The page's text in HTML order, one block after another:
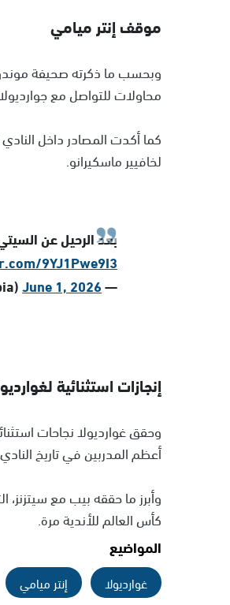
موقف إنتر ميامي
وبحسب ما ذكرته صحيفة موندو
محاولات للتواصل مع
كما أكدت المصادر داخل
لخافيير ماسكيرانو.
بعد الرحيل عن
9YJ1Pwe9I3
— DAZN Arabia (@DAZN_Arabia)
June 1, 2026
إنجازات استثنائية
وحقق غوارديولا نجاحات
أعظم المدربين في تاريخ
وأبرز ما حققه بيب مع سيتزنز،
كأس العالم للأندية مرة.
المواضيع
غوارديولا إنتر ميامي